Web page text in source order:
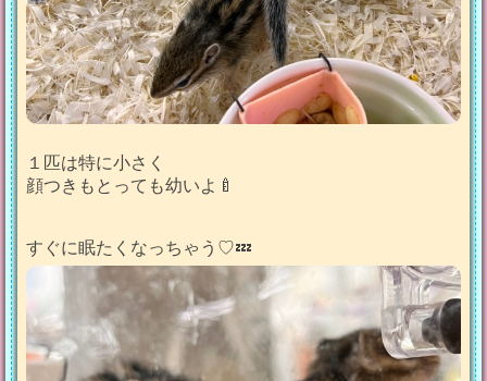
１匹は特に小さく
顔つきもとっても幼いよ🍼
すぐに眠たくなっちゃう♡💤